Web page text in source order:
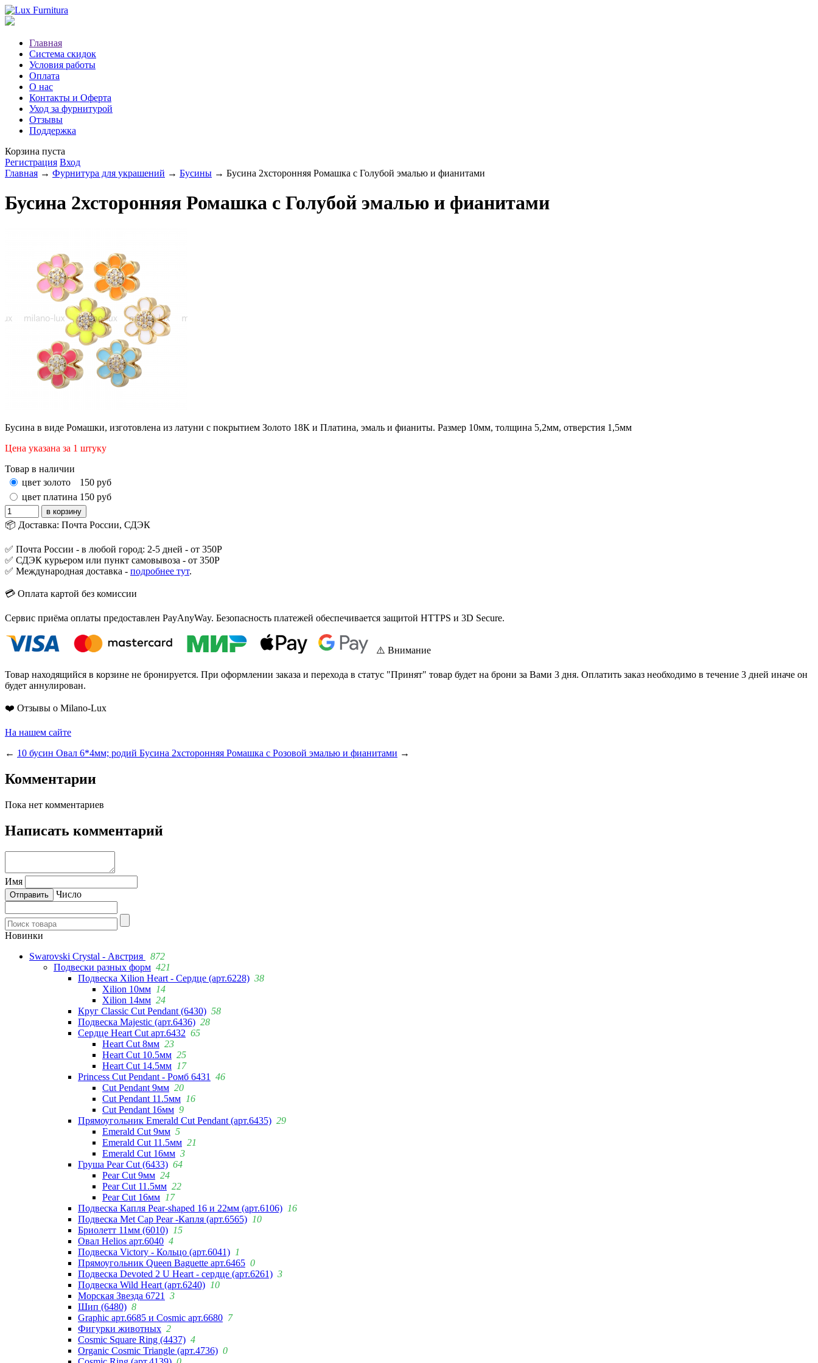
Главная
Система скидок
Условия работы
Оплата
О нас
Контакты и Оферта
Уход за фурнитурой
Отзывы
Поддержка
Корзина пуста
Регистрация Вход
Главная → Фурнитура для украшений → Бусины → Бусина 2хсторонняя Ромашка с Голубой эмалью и фианитами
Бусина 2хсторонняя Ромашка с Голубой эмалью и фианитами
Бусина в виде Ромашки, изготовлена из латуни с покрытием Золото 18К и Платина, эмаль и фианиты. Размер 10мм, толщина 5,2мм, отверстия 1,5мм
Цена указана за 1 штуку
Товар в наличии
цвет золото
150 руб
цвет платина 150 руб
📦 Доставка: Почта России, СДЭК
✅ Почта России - в любой город: 2-5 дней - от 350Р
✅ СДЭК курьером или пункт самовывоза - от 350Р
✅ Международная доставка - подробнее тут.
💳 Оплата картой без комиссии
Сервис приёма оплаты предоставлен PayAnyWay. Безопасность платежей обеспечивается защитой HTTPS и 3D Secure.
⚠️ Внимание
Товар находящийся в корзине не бронируется. При оформлении заказа и перехода в статус "Принят" товар будет на брони за Вами 3 дня. Оплатить заказ необходимо в течение 3 дней иначе он
будет аннулирован.
❤️ Отзывы о Milano-Lux
На нашем сайте
← 10 бусин Овал 6*4мм; родий Бусина 2хсторонняя Ромашка с Розовой эмалью и фианитами →
Комментарии
Пока нет комментариев
Написать комментарий
Имя
Число
Новинки
Swarovski Crystal - Австрия
872
Подвески разных форм 421
Подвеска Xilion Heart - Сердце (арт.6228) 38
Xilion 10мм 14
Xilion 14мм 24
Круг Classic Cut Pendant (6430) 58
Подвеска Majestic (арт.6436) 28
Сердце Heart Cut арт.6432 65
Heart Cut 8мм 23
Heart Cut 10.5мм 25
Heart Cut 14.5мм 17
Princess Cut Pendant - Ромб 6431
46
Cut Pendant 9мм 20
Cut Pendant 11.5мм 16
Cut Pendant 16мм 9
Прямоугольник Emerald Cut Pendant (арт.6435) 29
Emerald Cut 9мм 5
Emerald Cut 11.5мм 21
Emerald Cut 16мм 3
Груша Pear Cut (6433) 64
Pear Cut 9мм 24
Pear Cut 11.5мм 22
Pear Cut 16мм 17
Подвеска Капля Pear-shaped 16 и 22мм (арт.6106) 16
Подвеска Met Cap Pear -Капля (арт.6565) 10
Бриолетт 11мм (6010) 15
Овал Helios арт.6040 4
Подвеска Victory - Кольцо (арт.6041) 1
Прямоугольник Queen Baguette арт.6465 0
Подвеска Devoted 2 U Heart - сердце (арт.6261) 3
Подвеска Wild Heart (арт.6240) 10
Морская Звезда 6721
3
Шип (6480) 8
Graphic арт.6685 и Cosmic арт.6680 7
Фигурки животных 2
Cosmic Square Ring (4437) 4
Organic Cosmic Triangle (арт.4736) 0